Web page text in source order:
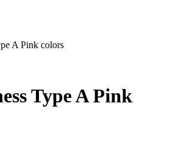
A Pink colors
Type A Pink